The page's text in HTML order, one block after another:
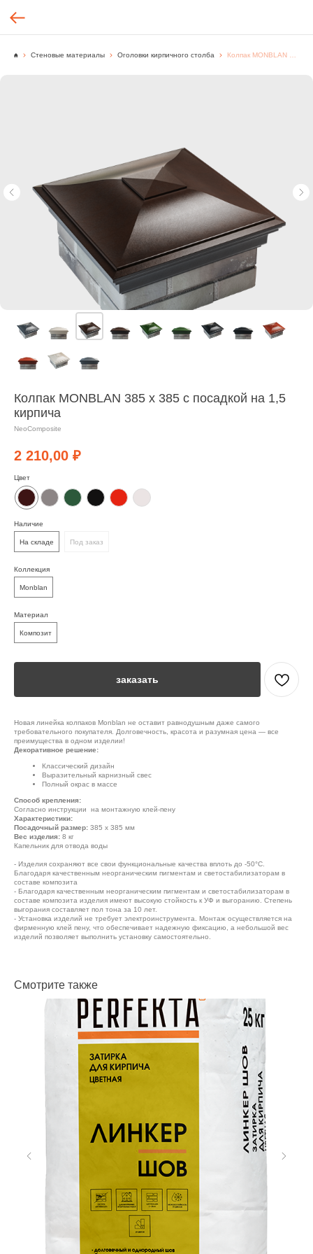
Стеновые материалы Оголовки кирпичного столба
Колпак MONBLAN 385 x 385 с посадкой на 1,5
кирпича
NeoComposite
2 210,00 ₽
Цвет
Наличие
На складе Под заказ
Коллекция
Monblan
Материал
Композит
заказать
Новая линейка колпаков Monblan не оставит равнодушным даже самого
требовательного покупателя. Долговечность, красота и разумная цена — все
преимущества в одном изделии!
Декоративное решение:
Классический дизайн
Выразительный карнизный свес
Полный окрас в массе
Способ крепления:
Согласно инструкции на монтажную клей-пену
Характеристики:
Посадочный размер: 385 х 385 мм
Вес изделия: 8 кг
Капельник для отвода воды
- Изделия сохраняют все свои функциональные качества вплоть до -50°С.
Благодаря качественным неорганическим пигментам и светостабилизаторам в
составе композита
- Благодаря качественным неорганическим пигментам и светостабилизаторам в
составе композита изделия имеют высокую стойкость к УФ и выгоранию. Степень
выгорания составляет пол тона за 10 лет.
- Установка изделий не требует электроинструмента. Монтаж осуществляется на
фирменную клей пену, что обеспечивает надежную фиксацию, а небольшой вес
изделий позволяет выполнить установку самостоятельно.
Смотрите также